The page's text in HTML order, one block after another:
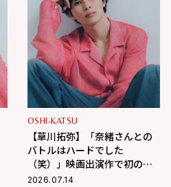
OSHI-KATSU
【草川拓弥】「奈緒さんとの
バトルはハードでした
（笑）」映画出演作で初の髭
姿で挑んだ新境地
2026.07.14